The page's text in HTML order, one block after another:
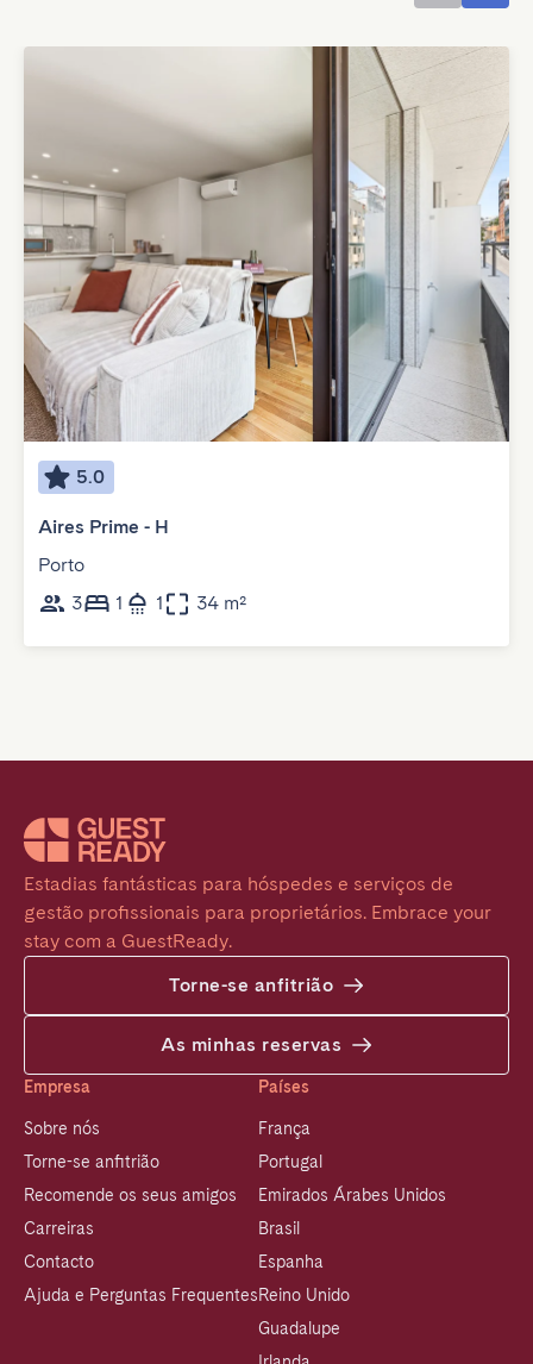
5.0
Aires Prime - H
Porto
3
1 1 34 m²
Estadias fantásticas para hóspedes e serviços de
gestão profissionais para proprietários. Embrace your
stay com a GuestReady.
Torne-se anfitrião
As minhas reservas
Empresa
Sobre nós
Torne-se anfitrião
Recomende os seus amigos
Carreiras
Contacto
Ajuda e Perguntas Frequentes
Países
França
Portugal
Emirados Árabes Unidos
Brasil
Espanha
Reino Unido
Guadalupe